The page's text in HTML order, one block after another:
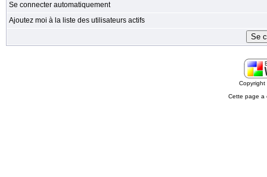
Se connecter automatiquement
Ajoutez moi à la liste des utilisateurs actifs
Cette page a